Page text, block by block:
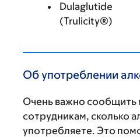
Dulaglutide
(Trulicity®)
Об употреблении
Очень важно сообщить
сотрудникам, сколько
употребляете. Это